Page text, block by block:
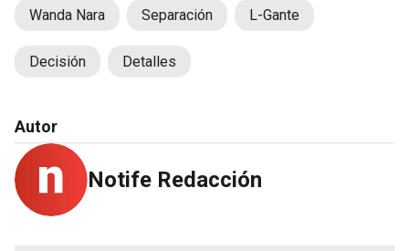
Wanda Nara Separación L-Gante
Decisión Detalles
Autor
Notife Redacción